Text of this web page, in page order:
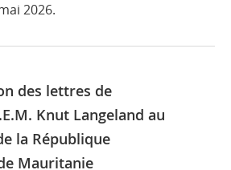
2026.
des lettres de
Knut Langeland au
la République
Mauritanie